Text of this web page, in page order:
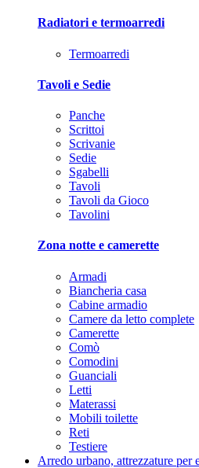
Radiatori e termoarredi
Termoarredi
Tavoli e Sedie
Panche
Scrittoi
Scrivanie
Sedie
Sgabelli
Tavoli
Tavoli da Gioco
Tavolini
Zona notte e camerette
Armadi
Biancheria casa
Cabine armadio
Camere da letto complete
Camerette
Comò
Comodini
Guanciali
Letti
Materassi
Mobili toilette
Reti
Testiere
Arredo urbano, attrezzature per